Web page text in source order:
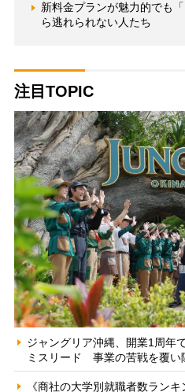
新料金プランが魅力的でも
ら逃れられない人たち
注目TOPIC
ジャングリア沖縄、開業1周年
ミスリード 事業の苦戦を覆い
《商社の大学別就職者数ラン